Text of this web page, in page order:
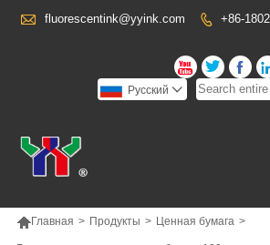
 fluorescentink@yyink.com  +86-
  
Pусский 
Главная > Продукты > Ценная бумага >